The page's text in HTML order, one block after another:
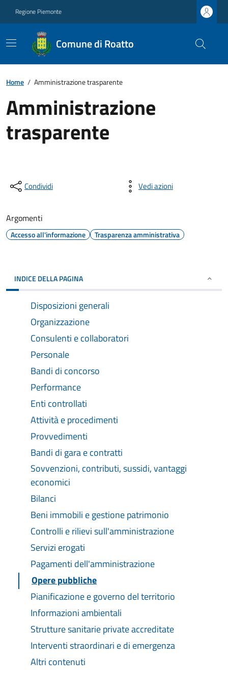
Regione Piemonte
Comune di Roatto
Home / Amministrazione trasparente
Amministrazione
trasparente
Condividi Vedi azioni
Argomenti
Accesso all'informazione Trasparenza amministrativa
INDICE DELLA PAGINA
Disposizioni generali
Organizzazione
Consulenti e collaboratori
Personale
Bandi di concorso
Performance
Enti controllati
Attività e procedimenti
Provvedimenti
Bandi di gara e contratti
Sovvenzioni, contributi, sussidi, vantaggi
economici
Bilanci
Beni immobili e gestione patrimonio
Controlli e rilievi sull'amministrazione
Servizi erogati
Pagamenti dell'amministrazione
Opere pubbliche
Pianificazione e governo del territorio
Informazioni ambientali
Strutture sanitarie private accreditate
Interventi straordinari e di emergenza
Altri contenuti